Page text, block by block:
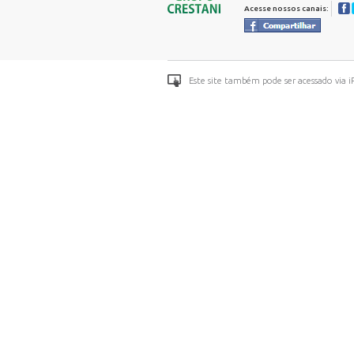
Acesse nossos canais:
Este site também pode ser acessado via